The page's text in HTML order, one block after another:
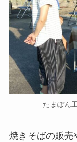
たまぽん
焼きそばの販売